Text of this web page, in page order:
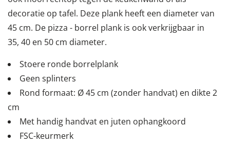
decoratie op tafel. Deze plank heeft een diameter van
45 cm. De pizza - borrel plank is ook verkrijgbaar in
35, 40 en 50 cm diameter.
Stoere ronde borrelplank
Geen splinters
Rond formaat: Ø 45 cm (zonder handvat) en dikte 2
cm
Met handig handvat en juten ophangkoord
FSC-keurmerk